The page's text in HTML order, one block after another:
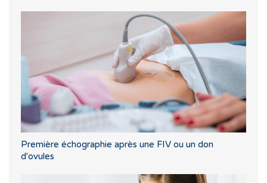
Première échographie après une FIV ou un don
d'ovules